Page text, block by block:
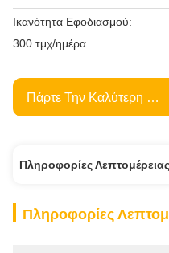
Ικανότητα Εφοδιασμού:
300 τμχ/ημέρα
Πάρτε Την Καλύτερη Τιμή
Πληροφορίες Λεπτομέρειας
Πληροφορίες